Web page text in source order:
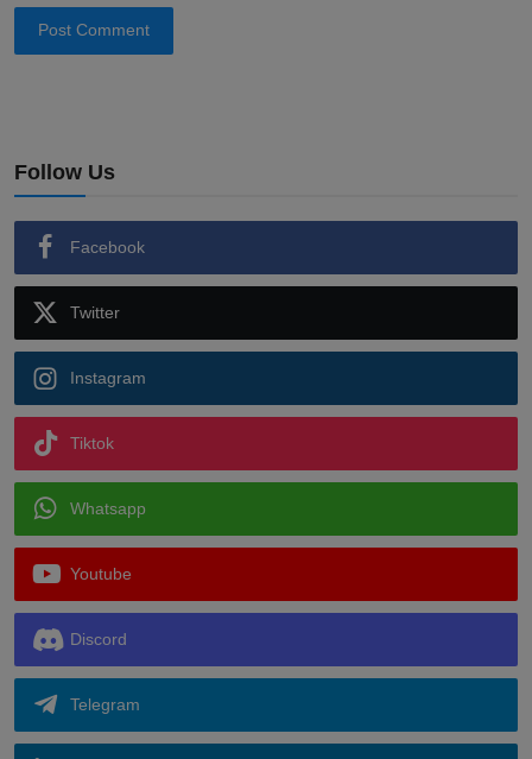
Post Comment
Follow Us
Facebook
Twitter
Instagram
Tiktok
Whatsapp
Youtube
Discord
Telegram